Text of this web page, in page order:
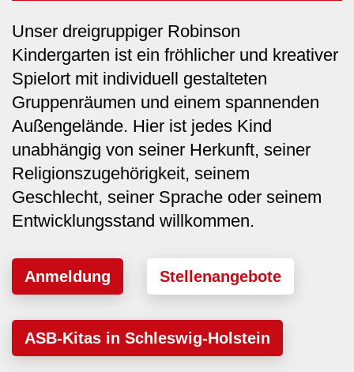
Unser dreigruppiger Robinson
Kindergarten ist ein fröhlicher und kreativer
Spielort mit individuell gestalteten
Gruppenräumen und einem spannenden
Außengelände. Hier ist jedes Kind
unabhängig von seiner Herkunft, seiner
Religionszugehörigkeit, seinem
Geschlecht, seiner Sprache oder seinem
Entwicklungsstand willkommen.
Anmeldung Stellenangebote
ASB-Kitas in Schleswig-Holstein